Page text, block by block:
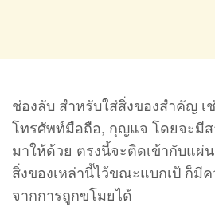
ช่องลับ สำหรับใส่สิ่งของสำคัญ เ
โทรศัพท์มือถือ, กุญแจ โดยจะมี
มาให้ด้วย ตรงนี้จะติดเข้ากับแผ่
สิ่งของเหล่านี้ไว้ขณะแบกเป้ ก็มี
จากการถูกขโมยได้